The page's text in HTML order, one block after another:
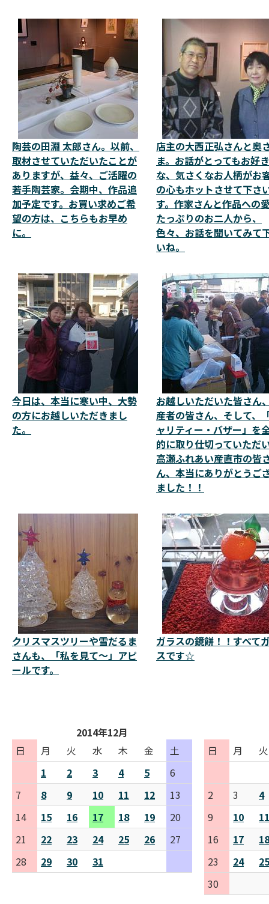
陶芸の田淵 太郎さん。以前、
取材させていただいたことが
ありますが、益々、ご活躍の
若手陶芸家。会期中、作品追
加予定です。お買い求めご希
望の方は、こちらもお早め
に。
店主の大西正弘さんと奥
ま。お話がとってもお好き
な、気さくなお人柄がお
の心もホットさせて下さ
す。作家さんと作品への
たっぷりのお二人から、
色々、お話を聞いてみて
いね。
今日は、本当に寒い中、大勢
の方にお越しいただきまし
た。
お越しいただいた皆さん
産者の皆さん、そして、
ャリティー・バザー」を
的に取り仕切っていただ
高瀬ふれあい産直市の皆
ん、本当にありがとうご
ました！！
クリスマスツリーや雪だるま
さんも、「私を見て～」アピ
ールです。
ガラスの鏡餅！！すべて
スです☆
2014年12月
日
月 火 水 木 金
土
1
2 3 4 5
6
7
8 9 10 11 12
13
14
15 16 17 18 19
20
21
22 23 24 25 26
27
28
29 30 31
日
月 火
2 3
4
9
10
11
16
17
18
23
24
25
30